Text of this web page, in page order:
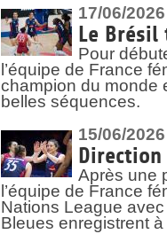
17/06/2026
Le
Pour
l’équipe de France
champion du monde
belles séquences.
15/06/2026
Après une
l’équipe de France
Nations League
Bleues enregistrent